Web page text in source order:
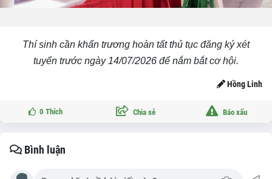
Thí sinh cần khẩn trương hoàn tất thủ tục đăng ký xét
tuyển trước ngày 14/07/2026 để nắm bắt cơ hội.
Hồng Linh
0 Thích Chia sẻ Báo xấu
Bình luận